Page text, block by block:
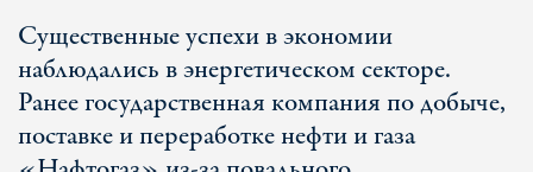
Существенные успехи в экономии
наблюдались в энергетическом секторе.
Ранее государственная компания по добыче,
поставке и переработке нефти и газа